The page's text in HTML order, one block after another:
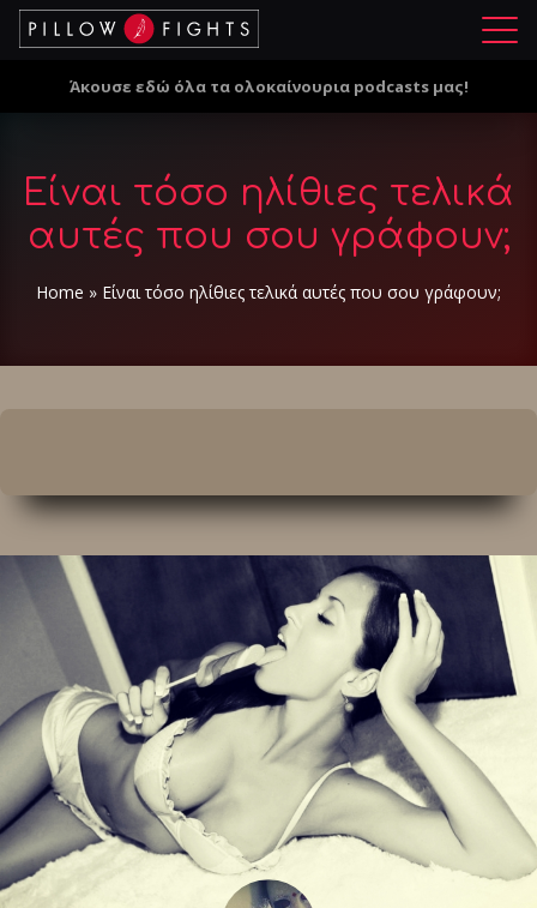
Μ
ο
Άκουσε εδώ όλα τα ολοκαίνουρια podcasts μας!
Είναι τόσο ηλίθιες τελικά
αυτές που σου γράφουν;
Home » Είναι τόσο ηλίθιες τελικά αυτές που σου γράφουν;